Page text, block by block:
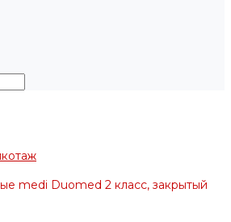
medi Duomed 2 класс, закрытый